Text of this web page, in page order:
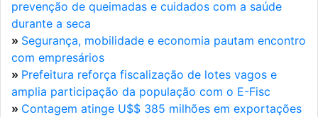
prevenção de queimadas e cuidados com a saúde
durante a seca
» Segurança, mobilidade e economia pautam encontro
com empresários
» Prefeitura reforça fiscalização de lotes vagos e
amplia participação da população com o E-Fisc
» Contagem atinge U$$ 385 milhões em exportações